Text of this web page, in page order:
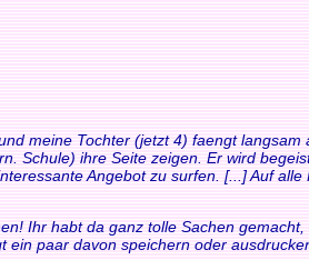
meine Tochter (jetzt 4) faengt
Schule) ihre Seite zeigen. Er wird
Angebot zu surfen. [...] Auf
Ihr habt da ganz tolle Sachen
paar davon speichern oder